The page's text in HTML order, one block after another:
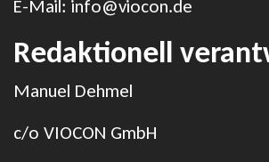
E-Mail: info@viocon.de
Redaktionell
Manuel Dehmel
c/o VIOCON GmbH